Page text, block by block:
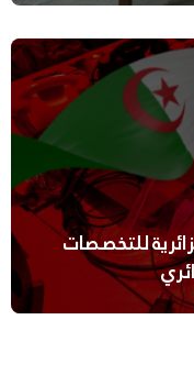
للتخصصات